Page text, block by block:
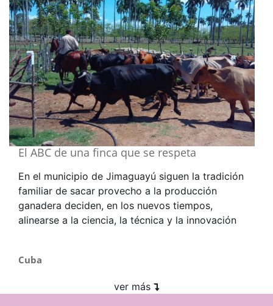
El ABC de una finca que se respeta
En el municipio de Jimaguayú siguen la tradición
familiar de sacar provecho a la producción
ganadera deciden, en los nuevos tiempos,
alinearse a la ciencia, la técnica y la innovación
Cuba
ver más